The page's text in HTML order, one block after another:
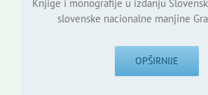
Knjige i monografije u izdanju
slovenske nacionalne manjine
OPŠIRNIJE